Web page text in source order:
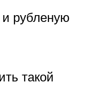
и рубленую
такой